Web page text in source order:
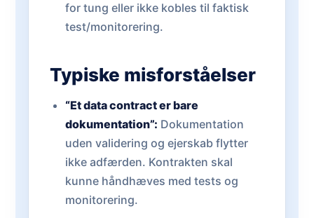
for tung eller ikke kobles til faktisk
test/monitorering.
Typiske misforståelser
“Et data contract er bare
dokumentation”: Dokumentation
uden validering og ejerskab flytter
ikke adfærden. Kontrakten skal
kunne håndhæves med tests og
monitorering.